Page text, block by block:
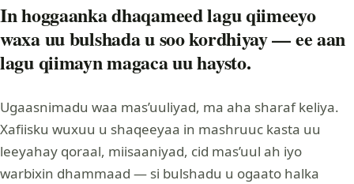
In hoggaanka dhaqameed lagu qiimeeyo
waxa uu bulshada u soo kordhiyay — ee aan
lagu qiimayn magaca uu haysto.
Ugaasnimadu waa mas’uuliyad, ma aha sharaf keliya.
Xafiisku wuxuu u shaqeeyaa in mashruuc kasta uu
leeyahay qoraal, miisaaniyad, cid mas’uul ah iyo
warbixin dhammaad — si bulshadu u ogaato halka